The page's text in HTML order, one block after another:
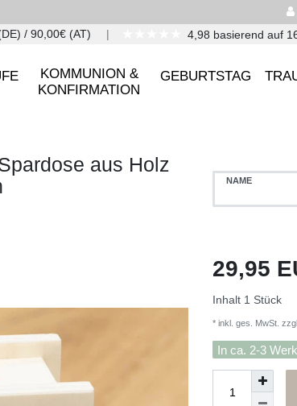
/ 90,00€ (AT) 4,98 basierend auf
KOMMUNION &
KONFIRMATION
GEBURTSTAG
aus Holz
NAME
29,95
Inhalt 1 Stück
* inkl. ges. MwSt. zzgl.
In ca. 2-3